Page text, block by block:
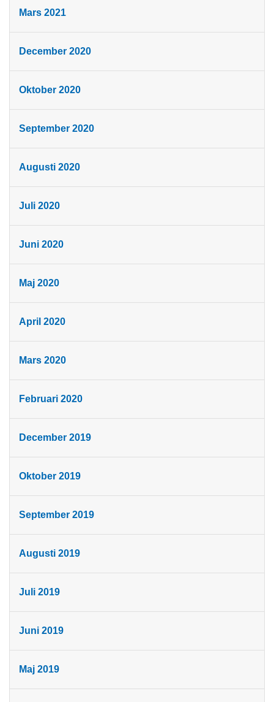
Mars 2021
December 2020
Oktober 2020
September 2020
Augusti 2020
Juli 2020
Juni 2020
Maj 2020
April 2020
Mars 2020
Februari 2020
December 2019
Oktober 2019
September 2019
Augusti 2019
Juli 2019
Juni 2019
Maj 2019